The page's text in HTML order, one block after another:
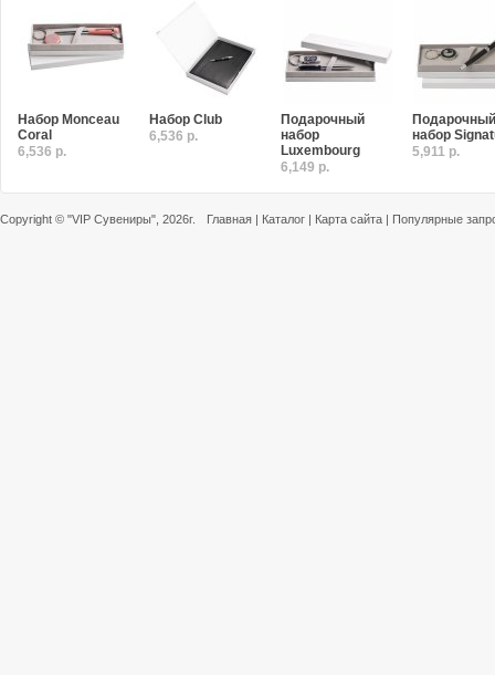
Набор Monceau
Coral
6,536 р.
Набор Club
6,536 р.
Подарочный
набор
Luxembourg
6,149 р.
Подарочный
набор
5,911 р.
Copyright © "VIP Сувениры" , 2026г. Главная | Каталог | Карта сайта | Популярные